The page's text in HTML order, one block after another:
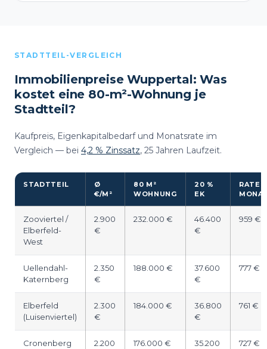
STADTTEIL-VERGLEICH
Immobilienpreise Wuppertal: Was
kostet eine 80-m²-Wohnung je
Stadtteil?
Kaufpreis, Eigenkapitalbedarf und Monatsrate im
Vergleich — bei 4,2 % Zinssatz, 25 Jahren Laufzeit.
STADTTEIL
Ø
€/M²
80 M²
WOHNUNG
20 %
EK
RATE /
Zooviertel /
Elberfeld-
West
2.900
€
232.000 €
46.400
€
959 €
Uellendahl-
Katernberg
2.350
€
188.000 €
37.600
€
777 €
Elberfeld
(Luisenviertel)
2.300
€
184.000 €
36.800
€
761 €
Cronenberg
2.200
176.000 €
35.200
727 €